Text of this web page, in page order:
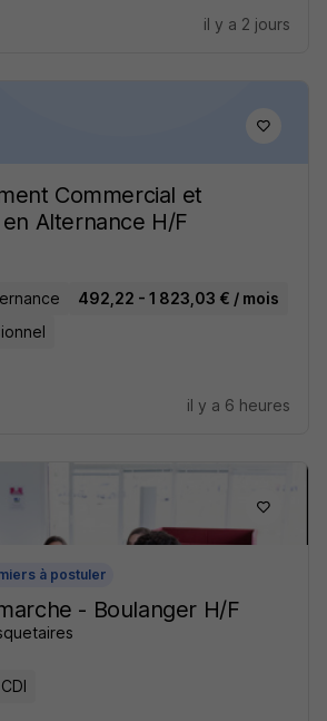
il y a 2 jours
Commercial et
Alternance H/F
492,22 - 1 823,03 € / mois
il y a 6 heures
à postuler
- Boulanger H/F
CDI